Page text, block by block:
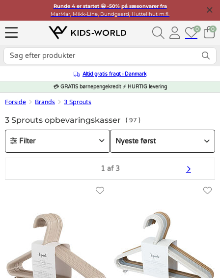
Runde 4 er startet 🤩 -50% på sæsonvarer fra
MarMar, Mikk-Line, Bundgaard, Huttelihut m.fl.
0 0
Altid gratis fragt i Danmark
💳 GRATIS børnepengekredit ⚡ HURTIG levering
Forside Brands 3 Sprouts
3 Sprouts opbevaringskasser 97
Filter
1 af 3